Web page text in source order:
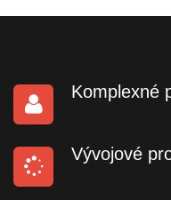
Komplexné
Vývojové